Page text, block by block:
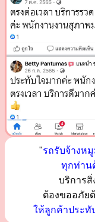
"รถรับจ้างห
ทุกท่าน
บริการสิ่
ต้องขออภัย
ให้ลูกค้าประทั